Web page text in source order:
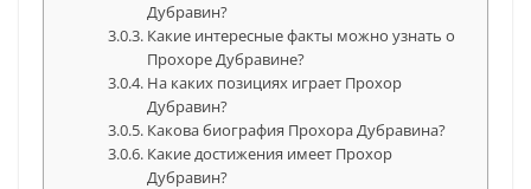
Дубравин?
Какие интересные факты можно узнать о
Прохоре Дубравине?
На каких позициях играет Прохор
Дубравин?
Какова биография Прохора Дубравина?
Какие достижения имеет Прохор
Дубравин?